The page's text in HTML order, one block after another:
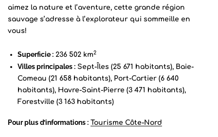
aimez la nature et l’aventure, cette grande région
sauvage s’adresse à l’explorateur qui sommeille en
vous!
Superficie : 236 502 km2
Villes principales : Sept-Îles (25 671 habitants), Baie-
Comeau (21 658 habitants), Port-Cartier (6 640
habitants), Havre-Saint-Pierre (3 471 habitants),
Forestville (3 163 habitants)
Pour plus d’informations : Tourisme Côte-Nord